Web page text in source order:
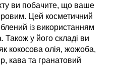
ви побачите, що ваше
Цей косметичний
із використанням
Також у його складі ви
кокосова олія, жожоба,
кава та гранатовий